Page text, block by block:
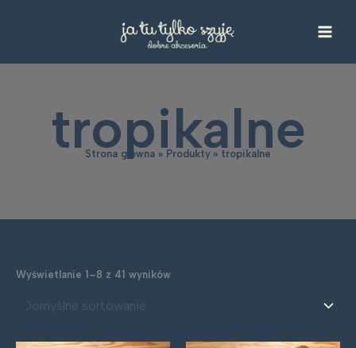
tropikalne
Strona główna Produkty tropikalne
Wyświetlanie 1–8 z 41 wyników